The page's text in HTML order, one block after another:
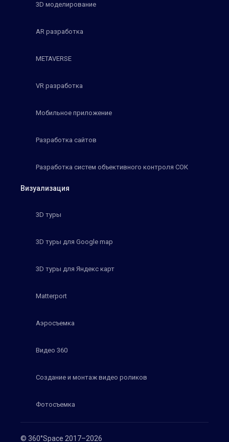
© 360°Space 2017–2026
3D моделирование
AR разработка
METAVERSE
VR разработка
Мобильное приложение
Разработка сайтов
Разработка систем объективного контроля СОК
Визуализация
3D туры
3D туры для Google map
3D туры для Яндекс карт
Matterport
Аэросъемка
Видео 360
Создание и монтаж видео роликов
Фотосъемка